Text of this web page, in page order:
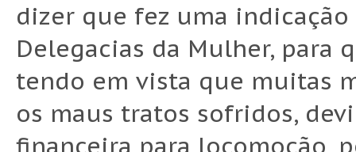
dizer que fez uma
Delegacias da Mulher, para
tendo em vista que muitas
os maus tratos sofridos,
financeira para locomoção,